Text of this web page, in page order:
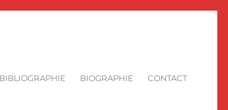
BIOGRAPHIE CONTACT